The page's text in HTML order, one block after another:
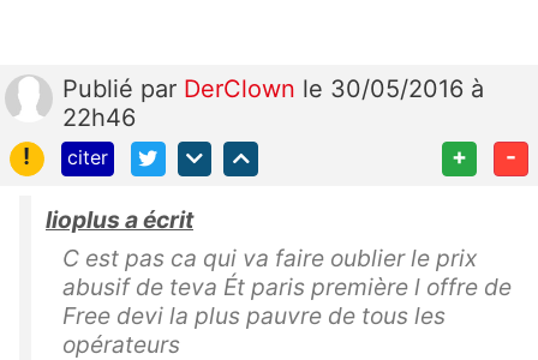
Publié par DerClown le 30/05/2016 à
22h46
!
citer + -
lioplus a écrit
C est pas ca qui va faire oublier le prix
abusif de teva Ét paris première l offre de
Free devi la plus pauvre de tous les
opérateurs